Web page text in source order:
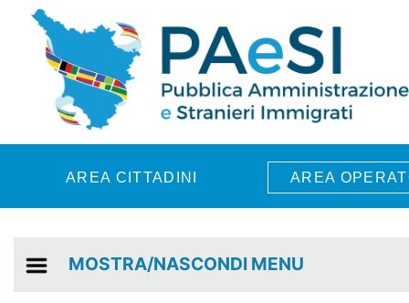
Skip to main content
AREA CITTADINI AREA
MOSTRA/NASCONDI MENU